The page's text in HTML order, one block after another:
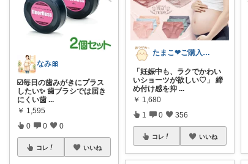
なみ🎀
☑️毎日の歯みがきにプラス
したい✨ 歯ブラシでは届き
にくい歯 ...
￥ 1,595
0 0 0
コレ いいね
たまこ❤ご購入感謝！
「妊娠中も、ラクでかわい
いショーツが欲しい♡」 締
め付け感を抑 ...
￥ 1,680
1 0 356
コレ いいね